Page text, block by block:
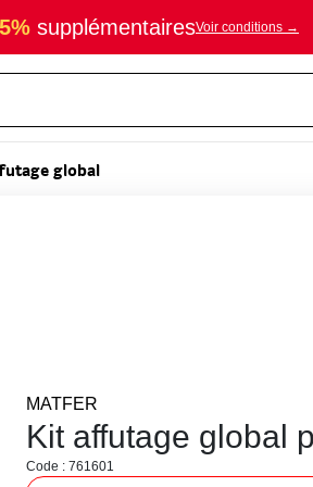
supplémentairesVoir conditions →
global
MATFER
Kit affutage global
Code : 761601